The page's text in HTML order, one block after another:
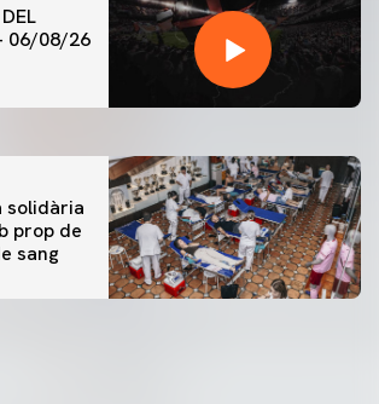
06/08/26
DEL VALENCIA CF 6/8/2026
solidària
prop de
sang